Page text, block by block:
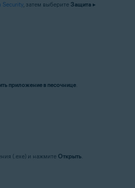
Security, затем выберите Защита ▸
приложение в песочнице.
(.exe) и нажмите Открыть.